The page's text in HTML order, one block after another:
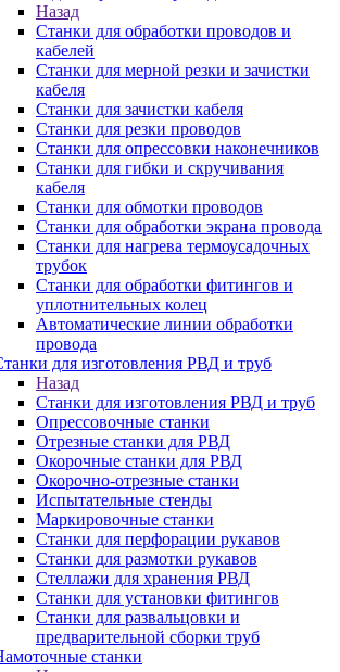
Назад
Станки для обработки проводов и
кабелей
Станки для мерной резки и зачистки
кабеля
Станки для зачистки кабеля
Станки для резки проводов
Станки для опрессовки наконечников
Станки для гибки и скручивания
кабеля
Станки для обмотки проводов
Станки для обработки экрана провода
Станки для нагрева термоусадочных
трубок
Станки для обработки фитингов и
уплотнительных колец
Автоматические линии обработки
провода
для изготовления РВД и труб
Назад
Станки для изготовления РВД и труб
Опрессовочные станки
Отрезные станки для РВД
Окорочные станки для РВД
Окорочно-отрезные станки
Испытательные стенды
Маркировочные станки
Станки для перфорации рукавов
Станки для размотки рукавов
Стеллажи для хранения РВД
Станки для установки фитингов
Станки для развальцовки и
предварительной сборки труб
станки